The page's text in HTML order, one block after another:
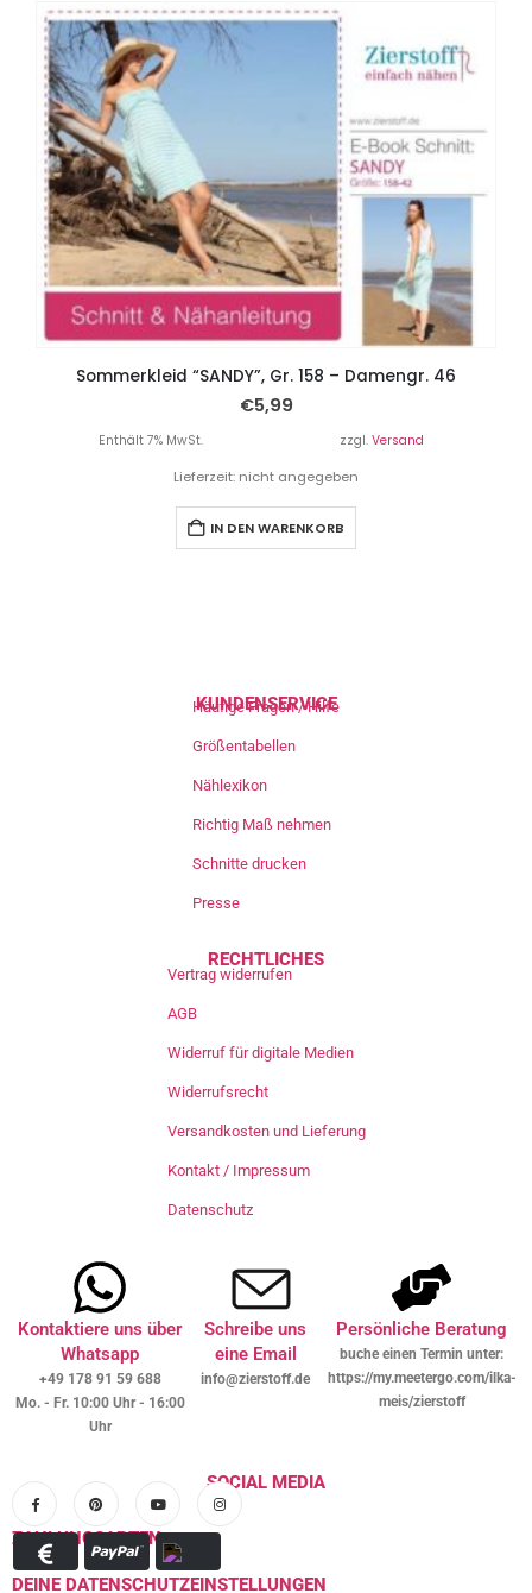
Sommerkleid “SANDY”, Gr. 158 – Damengr. 46
€5,99
Enthält 7% MwSt. zzgl. Versand
Lieferzeit: nicht angegeben
IN DEN WARENKORB
KUNDENSERVICE
Häufige Fragen / Hilfe
Größentabellen
Nählexikon
Richtig Maß nehmen
Schnitte drucken
Presse
RECHTLICHES
Vertrag widerrufen
AGB
Widerruf für digitale Medien
Widerrufsrecht
Versandkosten und Lieferung
Kontakt / Impressum
Datenschutz
Kontaktiere uns über
Whatsapp
+49 178 91 59 688
Mo. - Fr. 10:00 Uhr - 16:00
Uhr
Schreibe uns
eine Email
info@zierstoff.de
Persönliche Beratung
buche einen Termin unter:
https://my.meetergo.com/ilka-
meis/zierstoff
SOCIAL MEDIA
ZAHLUNGSARTEN
DEINE DATENSCHUTZEINSTELLUNGEN